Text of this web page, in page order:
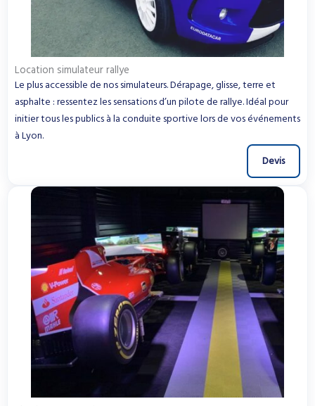
Location simulateur rallye
Le plus accessible de nos simulateurs. Dérapage, glisse, terre et
asphalte : ressentez les sensations d’un pilote de rallye. Idéal pour
initier tous les publics à la conduite sportive lors de vos événements
à Lyon.
Devis